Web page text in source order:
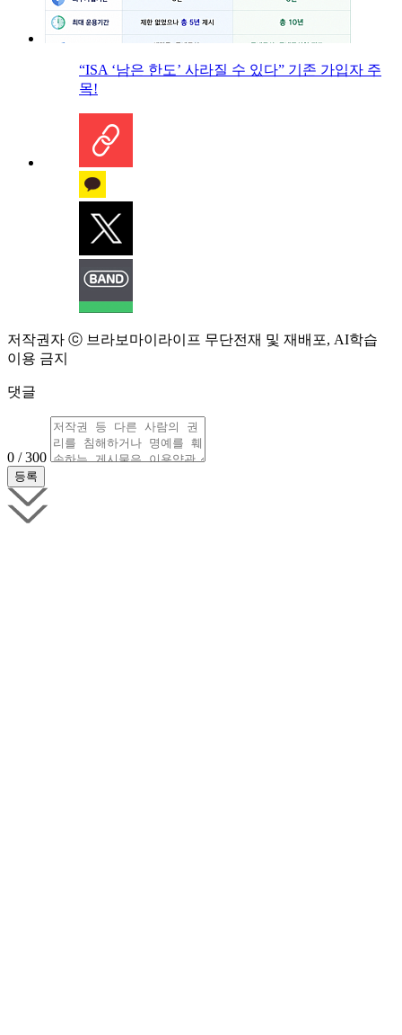
“ISA ‘남은 한도’ 사라질 수 있다” 기존 가입자 주
목!
저작권자 ⓒ 브라보마이라이프 무단전재 및 재배포, AI학습
이용 금지
댓글
0 / 300